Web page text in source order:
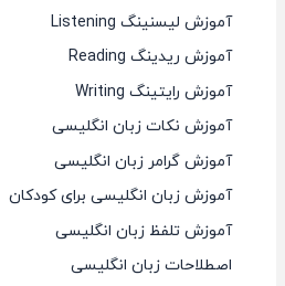
آموزش لیسنینگ Listening
آموزش ریدینگ Reading
آموزش رایتینگ Writing
آموزش نکات زبان انگلیسی
آموزش گرامر زبان انگلیسی
آموزش زبان انگلیسی برای کودکان
آموزش تلفظ زبان انگلیسی
اصطلاحات زبان انگلیسی